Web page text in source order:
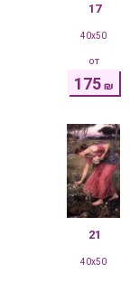
40x50
175 ₪
от
17
40x50
21